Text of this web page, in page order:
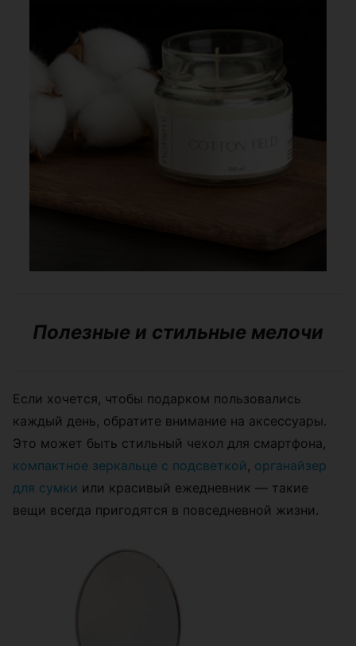
Полезные и стильные мелочи
Если хочется, чтобы подарком пользовались
каждый день, обратите внимание на аксессуары.
Это может быть стильный чехол для смартфона,
компактное зеркальце с подсветкой , органайзер
для сумки или красивый ежедневник — такие
вещи всегда пригодятся в повседневной жизни.